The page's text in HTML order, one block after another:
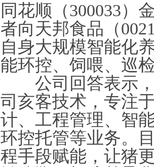
同花顺（300033）
者向天邦食品（
自身大规模智能化
能环控、饲喂、巡
公司回答表示，
司亥客技术，专注
计、工程管理、智
环控托管等业务。
程手段赋能，让猪